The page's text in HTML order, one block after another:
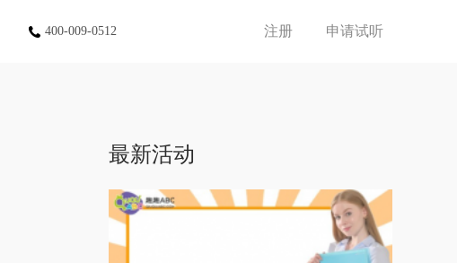
400-009-0512 注册 申请试听
最新活动